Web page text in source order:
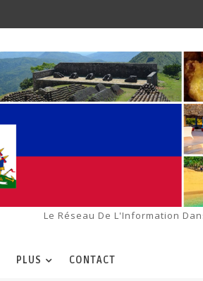
Le Réseau De L'Information
PLUS CONTACT